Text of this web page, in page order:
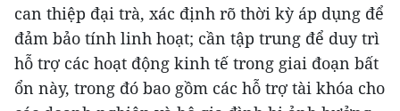
can thiệp đại trà, xác định rõ thời kỳ áp dụng để
đảm bảo tính linh hoạt; cần tập trung để duy trì
hỗ trợ các hoạt động kinh tế trong giai đoạn bất
ổn này, trong đó bao gồm các hỗ trợ tài khóa cho